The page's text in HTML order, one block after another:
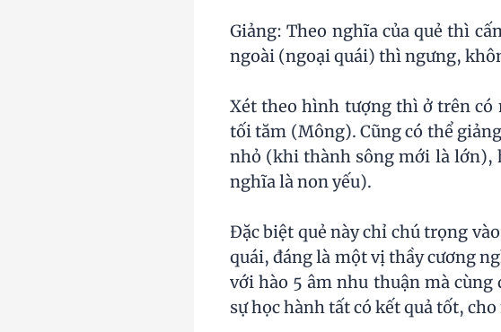
Giảng: Theo nghĩa của quẻ thì
ngoài (ngoại quái) thì ngưng,
Xét theo hình tượng thì ở trên có
tối tăm (Mông). Cũng có thể
nhỏ (khi thành sông mới là lớn),
nghĩa là non yếu).
Đặc biệt quẻ này chỉ chú trọng
quái, đáng là một vị thầy cương
với hào 5 âm nhu thuận mà
sự học hành tất có kết quả tốt,